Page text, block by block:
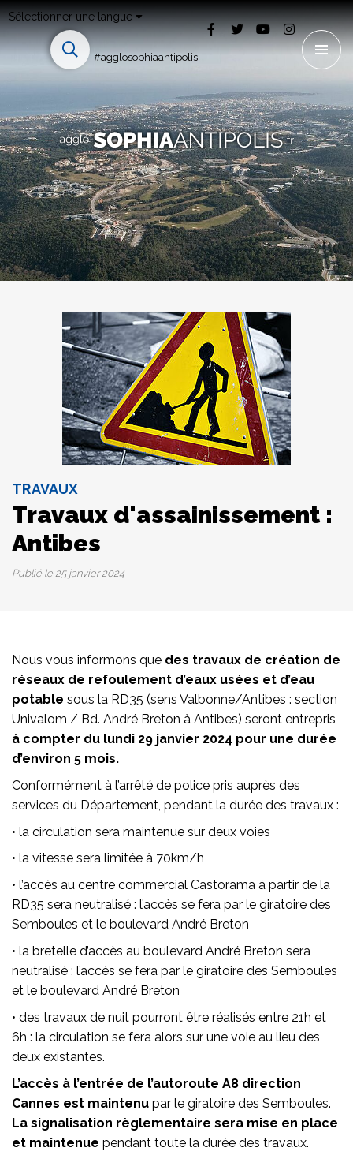
Sélectionner une langue
#agglosophiaantipolis
TRAVAUX
Travaux d'assainissement :
Antibes
Publié le 25 janvier 2024
Nous vous informons que des travaux de création de
réseaux de refoulement d’eaux usées et d’eau
potable sous la RD35 (sens Valbonne/Antibes : section
Univalom / Bd. André Breton à Antibes) seront entrepris
à compter du lundi 29 janvier 2024 pour une durée
d’environ 5 mois.
Conformément à l’arrêté de police pris auprès des
services du Département, pendant la durée des travaux :
• la circulation sera maintenue sur deux voies
• la vitesse sera limitée à 70km/h
• l’accès au centre commercial Castorama à partir de la
RD35 sera neutralisé : l’accès se fera par le giratoire des
Semboules et le boulevard André Breton
• la bretelle d’accès au boulevard André Breton sera
neutralisé : l’accès se fera par le giratoire des Semboules
et le boulevard André Breton
• des travaux de nuit pourront être réalisés entre 21h et
6h : la circulation se fera alors sur une voie au lieu des
deux existantes.
L’accès à l’entrée de l’autoroute A8 direction
Cannes est maintenu par le giratoire des Semboules.
La signalisation règlementaire sera mise en place
et maintenue pendant toute la durée des travaux.